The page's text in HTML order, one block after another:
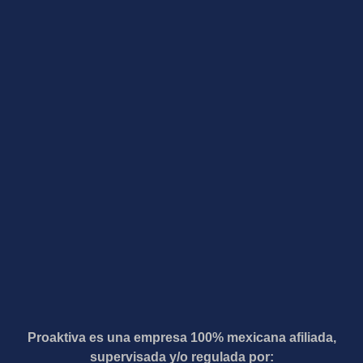
Proaktiva es una empresa 100% mexicana afiliada,
supervisada y/o regulada por: